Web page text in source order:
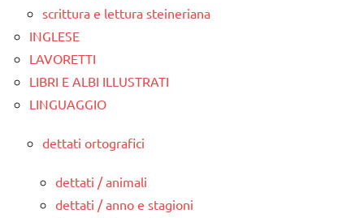
scrittura e lettura steineriana
INGLESE
LAVORETTI
LIBRI E ALBI ILLUSTRATI
LINGUAGGIO
dettati ortografici
dettati / animali
dettati / anno e stagioni